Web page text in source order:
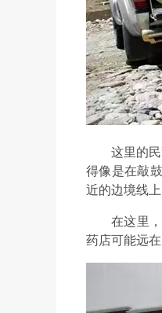
这里的
得像是在敲
近的边境线
在这里
药店可能远